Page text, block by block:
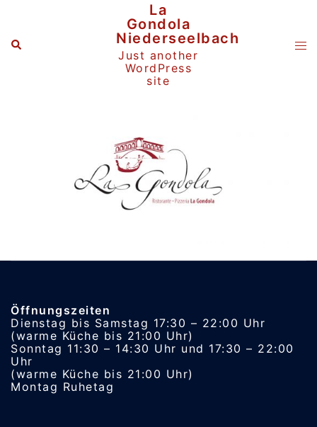
Suche
La
Gondola
Niederseelbach
Just another
WordPress
site
Öffnungszeiten
Dienstag bis Samstag 17:30 – 22:00 Uhr
(warme Küche bis 21:00 Uhr)
Sonntag 11:30 – 14:30 Uhr und 17:30 – 22:00
Uhr
(warme Küche bis 21:00 Uhr)
Montag Ruhetag